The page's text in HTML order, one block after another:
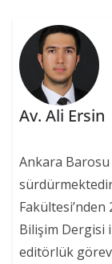
Av. Ali Ersin
Ankara
Fakültesi’nden
Bilişim Dergisi
editörlük